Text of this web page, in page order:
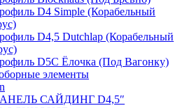
D4 Simple (Корабельный
D4,5 Dutchlap (Корабельный
D5C Ёлочка (Под Вагонку)
элементы
САЙДИНГ D4,5″